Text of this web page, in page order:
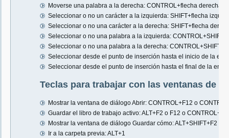
Moverse una palabra a la derecha: CONTROL+flecha derecha
Seleccionar o no un carácter a la izquierda: SHIFT+flecha
Seleccionar o no una carácter a la derecha: SHIFT+flecha
Seleccionar o no una palabra a la izquierda:
Seleccionar o no una palabra a la derecha:
Seleccionar desde el punto de inserción hasta el inicio de la
Seleccionar desde el punto de inserción hasta el final de la
Teclas para trabajar con las ventanas de
Mostrar la ventana de diálogo Abrir: CONTROL+F12 o
Guardar el libro de trabajo activo: ALT+F2 o F12 o CONTROL+S
Mostrar la ventana de diálogo Guardar cómo: ALT+SHIFT+F2 o
Ir a la carpeta previa: ALT+1